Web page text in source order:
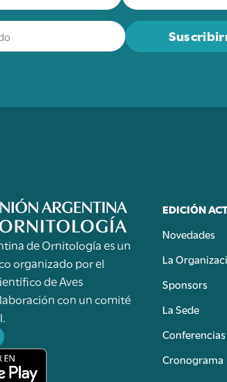
de Ornitología es un
organizado por el
de Aves
con un comité
EDICIÓN
Novedades
La
Sponsors
La Sede
Conferencias
Cronograma